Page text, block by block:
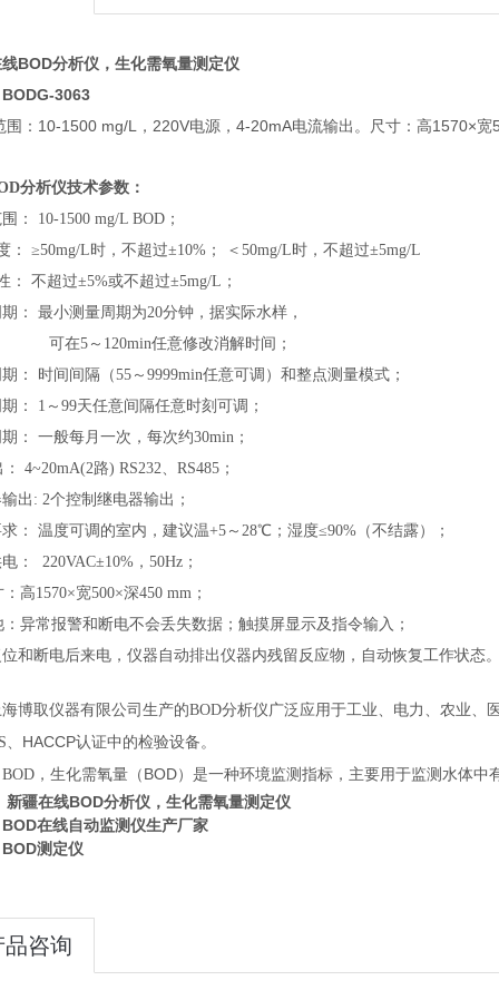
BOD分析仪，生化需氧量测定仪
3063
：10-1500 mg/L，220V电源，4-20mA电流输出。尺寸：高1570×宽
分析仪技术参数：
：
10-1500 mg/L BOD ；
：
≥50mg/L时，不超过±10% ； ＜50mg/L时，不超过±5mg/L
：
不超过±5%或不超过±5mg/L ；
：
最小测量周期为20分钟，据实际水样，
可在5 ～120min任意修改消解时间；
：
时间间隔（55 ～9999min任意可调）和整点测量模式；
：
1 ～99天任意间隔任意时刻可调；
：
一般每月一次，每次约30min ；
4~20mA(2路) RS232、RS485 ；
出 : 2个控制继电器输出；
：
温度可调的室内，建议温+5 ～28℃；湿度≤90% （不结露）；
：
220VAC±10% ，50Hz ；
：高1570×宽500×深450 mm ；
：异常报警和断电不会丢失数据；触摸屏显示及指令输入；
和断电后来电，仪器自动排出仪器内残留反应物，自动恢复工作状态。
博取仪器有限公司生产的BOD分析仪广泛应用于工业、电力、农业、
、 HACCP认证中的检验设备。
BOD ，生化需氧量（ BOD）是一种环境监测指标，主要用于监测水体中
新疆在线BOD分析仪，生化需氧量测定仪
BOD在线自动监测仪生产厂家
BOD测定仪
品咨询